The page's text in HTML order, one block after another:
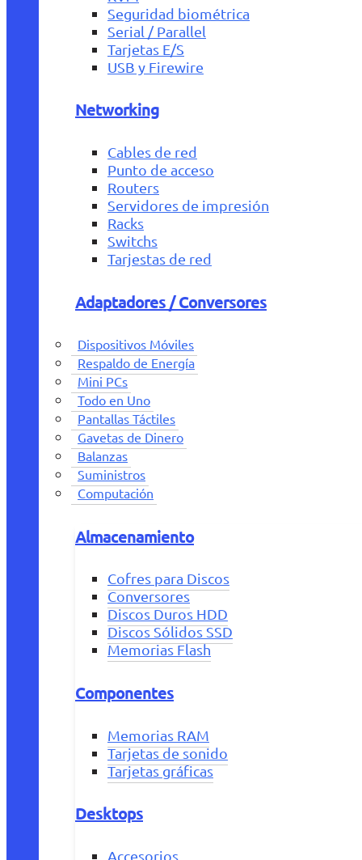
Seguridad biométrica
Serial / Parallel
Tarjetas E/S
USB y Firewire
Networking
Cables de red
Punto de acceso
Routers
Servidores de impresión
Racks
Switchs
Tarjestas de red
Adaptadores / Conversores
Dispositivos Móviles
Respaldo de Energía
Mini PCs
Todo en Uno
Pantallas Táctiles
Gavetas de Dinero
Balanzas
Suministros
Computación
Almacenamiento
Cofres para Discos
Conversores
Discos Duros HDD
Discos Sólidos SSD
Memorias Flash
Componentes
Memorias RAM
Tarjetas de sonido
Tarjetas gráficas
Desktops
Accesorios